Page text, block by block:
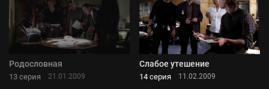
Родословная
13 серия 21.01.2009
Слабое утешение
14 серия 11.02.2009